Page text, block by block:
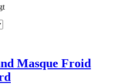
Masque Froid